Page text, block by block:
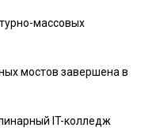
массовых
мостов завершена в
IT-колледж